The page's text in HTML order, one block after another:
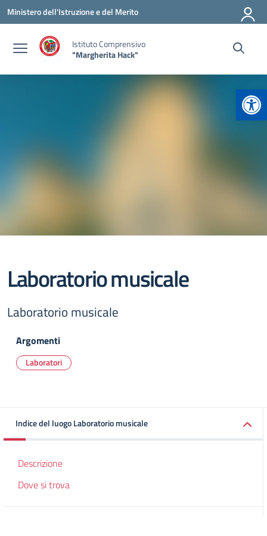
Vai ai contenuti
Vai al menu di navigazione
Vai al footer
Ministero dell'Istruzione e del Merito
Istituto Comprensivo
"Margherita Hack"
Laboratorio musicale
Laboratorio musicale
Argomenti
Laboratori
Indice del luogo Laboratorio musicale
Descrizione
Dove si trova